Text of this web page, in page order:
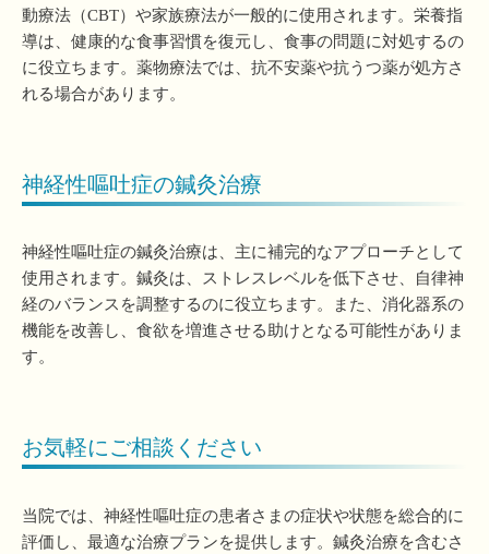
動療法（CBT）や家族療法が一般的に使用されます。栄養指
導は、健康的な食事習慣を復元し、食事の問題に対処するの
に役立ちます。薬物療法では、抗不安薬や抗うつ薬が処方さ
れる場合があります。
神経性嘔吐症の鍼灸治療
神経性嘔吐症の鍼灸治療は、主に補完的なアプローチとして
使用されます。鍼灸は、ストレスレベルを低下させ、自律神
経のバランスを調整するのに役立ちます。また、消化器系の
機能を改善し、食欲を増進させる助けとなる可能性がありま
す。
お気軽にご相談ください
当院では、神経性嘔吐症の患者さまの症状や状態を総合的に
評価し、最適な治療プランを提供します。鍼灸治療を含むさ